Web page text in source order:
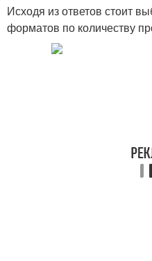
Исходя из ответов стоит
форматов по количеству